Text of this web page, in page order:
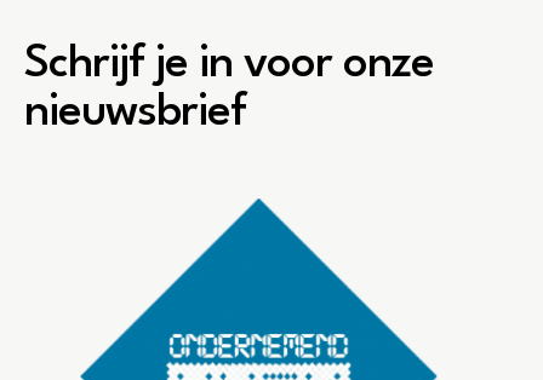
Schrijf je in voor onze
nieuwsbrief